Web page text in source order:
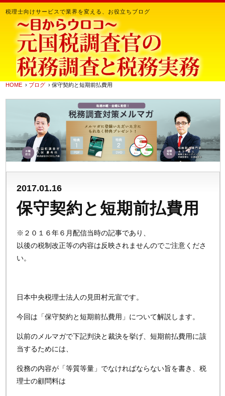
税理士向けサービスで業界を変える、お役立ちブログ
HOME › ブログ › 保守契約と短期前払費用
2017.01.16
保守契約と短期前払費用
※２０１６年６月配信当時の記事であり、
以後の税制改正等の内容は反映されませんのでご注意くださ
い。
日本中央税理士法人の見田村元宣です。
今回は「保守契約と短期前払費用」について解説します。
以前のメルマガで下記判決と裁決を挙げ、短期前払費用に該
当するためには、
役務の内容が「等質等量」でなければならない旨を書き、税
理士の顧問料は